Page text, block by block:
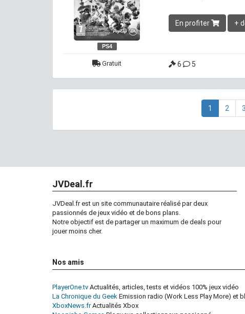
PS4
En profiter +
Gratuit 6 5
1 2 3
JVDeal.fr
JVDeal.fr est un site communautaire réalisé par deux
passionnés de jeux vidéo et de bons plans.
Notre objectif est de partager un maximum de deals pour
jouer moins cher.
Nos amis
PlayerOne.tv Actualités, articles, tests et vidéos 100% jeux vidéo
La Chronique du Geek Emission radio (Work Less Play More) et
XboxNews.frActualités Xbox